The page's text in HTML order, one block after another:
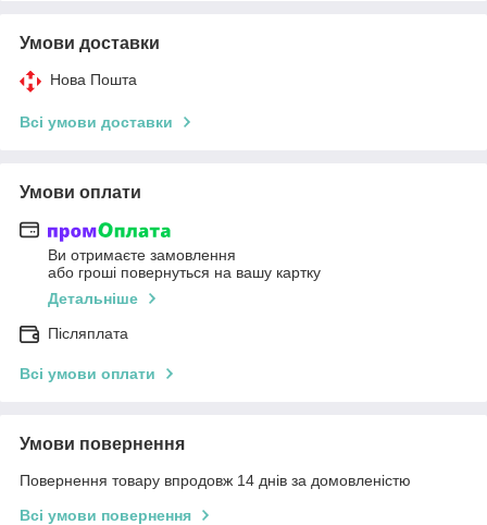
Умови доставки
Нова Пошта
Всі умови доставки
Умови оплати
Ви отримаєте замовлення
або гроші повернуться на вашу картку
Детальніше
Післяплата
Всі умови оплати
Умови повернення
Повернення товару впродовж 14 днів за домовленістю
Всі умови повернення